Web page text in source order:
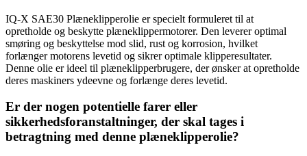
IQ-X SAE30 Plæneklipperolie er specielt formuleret til at
opretholde og beskytte plæneklippermotorer. Den leverer optimal
smøring og beskyttelse mod slid, rust og korrosion, hvilket
forlænger motorens levetid og sikrer optimale klipperesultater.
Denne olie er ideel til plæneklipperbrugere, der ønsker at opretholde
deres maskiners ydeevne og forlænge deres levetid.
Er der nogen potentielle farer eller
sikkerhedsforanstaltninger, der skal tages i
betragtning med denne plæneklipperolie?